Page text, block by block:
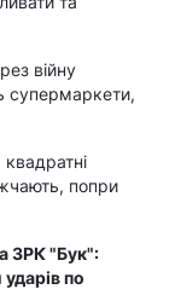
війну
супермаркети,
попри
ЗРК "Бук":
по